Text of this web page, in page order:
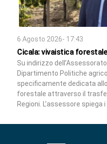
6 Agosto 2026- 17:43
Cicala: vivaistica
Su indirizzo
Dipartimento Politiche
specificamente dedicata
forestale attraverso il
Regioni. L’assessore